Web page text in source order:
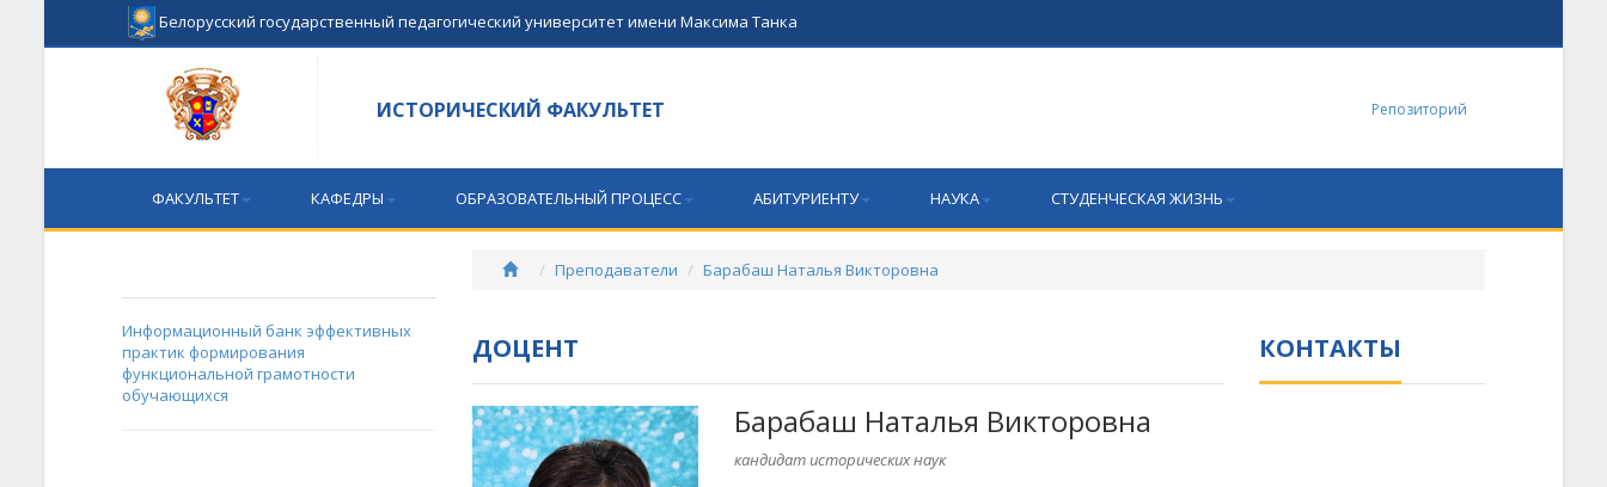
Белорусский государственный педагогический университет имени Максима Танка
ИСТОРИЧЕСКИЙ ФАКУЛЬТЕТ Репозиторий
ФАКУЛЬТЕТ КАФЕДРЫ ОБРАЗОВАТЕЛЬНЫЙ ПРОЦЕСС АБИТУРИЕНТУ НАУКА СТУДЕНЧЕСКАЯ ЖИЗНЬ
Информационный банк эффективных
практик формирования
функциональной грамотности
обучающихся
Преподаватели Барабаш Наталья Викторовна
ДОЦЕНТ
Барабаш Наталья Викторовна
кандидат исторических наук
КОНТАКТЫ